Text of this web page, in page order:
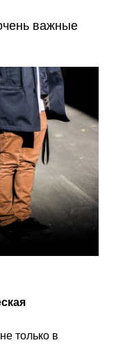
важные
только в